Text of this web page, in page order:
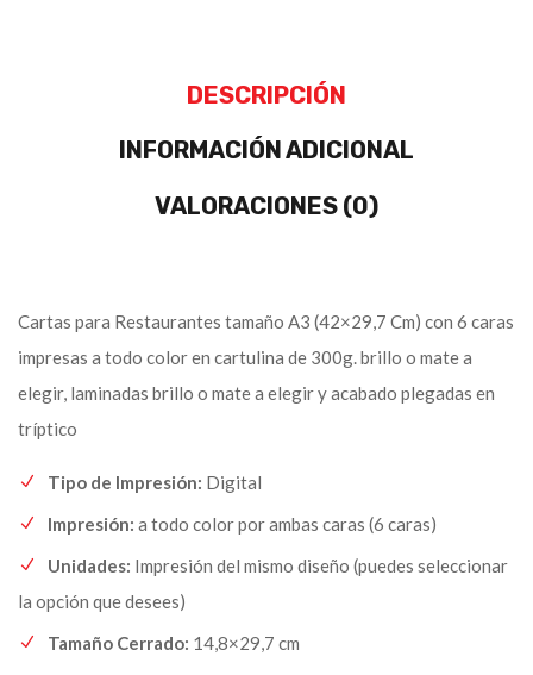
DESCRIPCIÓN
INFORMACIÓN ADICIONAL
VALORACIONES (0)
Cartas para Restaurantes tamaño A3 (42×29,7 Cm) con 6 caras
impresas a todo color en cartulina de 300g. brillo o mate a
elegir, laminadas brillo o mate a elegir y acabado plegadas en
tríptico
Tipo de Impresión: Digital
Impresión: a todo color por ambas caras (6 caras)
Unidades: Impresión del mismo diseño (puedes seleccionar
la opción que desees)
Tamaño Cerrado: 14,8×29,7 cm